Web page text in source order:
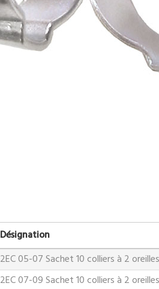
Désignation
2EC 05-07 Sachet 10 colliers à 2 oreilles
2EC 07-09 Sachet 10 colliers à 2 oreilles